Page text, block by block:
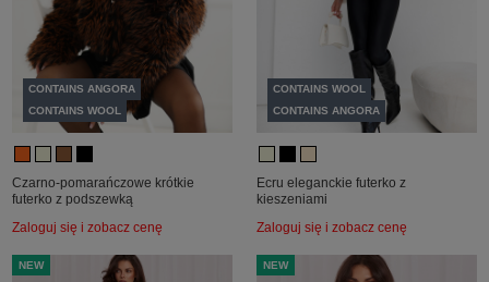
CONTAINS ANGORA
CONTAINS WOOL
Czarno-pomarańczowe krótkie
futerko z podszewką
Zaloguj się i zobacz cenę
CONTAINS WOOL
CONTAINS ANGORA
Ecru eleganckie futerko z
kieszeniami
Zaloguj się i zobacz cenę
NEW NEW